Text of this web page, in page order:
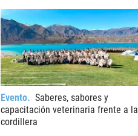
Evento
Saberes, sabores y
capacitación veterinaria frente a la
cordillera